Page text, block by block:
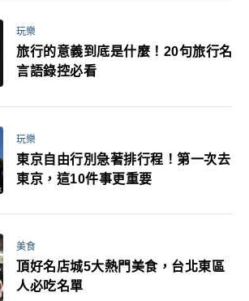
玩樂
旅行的意義到底是什麼！20句旅行名
言語錄控必看
玩樂
東京自由行別急著排行程！第一次去
東京，這10件事更重要
美食
頂好名店城5大熱門美食，台北東區
人必吃名單